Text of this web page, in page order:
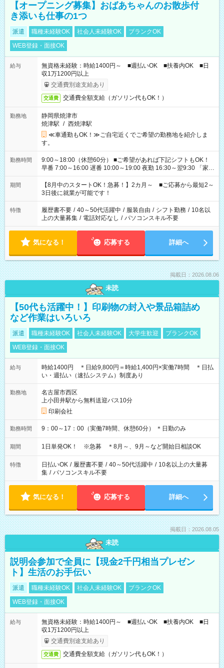
【オープニング募集】おばあちゃんのお散歩付
き添いも仕事の1つ
派遣 職種未経験OK 社会人未経験OK
ブランクOK
WEB登録・面接OK
給与
無資格未経験：時給1400円～ ■週払いOK ■扶養内OK ■日
収1万1200円以上
交通費別途支給あり
交通費 交通費全額支給（ガソリン代もOK！）
勤務地
静岡県焼津市
焼津駅 / 西焼津駅
≪車通勤もOK！≫ご自宅近くでご希望の勤務地を紹介しま
す。
勤務時間
9:00～18:00（休憩60分） ■ご希望があれば下記シフトもOK！
早番 7:00～16:00 遅番 10:00～19:00 夜勤 16:30～翌9:30 「家族
と休みを合わせたい」 「余裕を持って夕飯の準備がしたい」
「できれば残業はしたくない」 など、ご希望を教えてください
ね。 ※Wワーク希望の方へ 今ご覧のお仕事で希望する勤務時間
と、もう1つのお仕事の勤務時間。 合計で週40時間を超える場
合は応募できません。
期間
【8月中のスタートOK！急募！】2カ月～ ■ご応募から最短2～
3日後に就業が可能です！
特徴 履歴書不要 / 40～50代活躍中 / 服装自由 / シフト勤務 / 10名以
上の大量募集 / 電話対応なし / パソコンスキル不要
気になる！ 応募する 詳細へ
掲載日：2026.08.06
未読
【50代も活躍中！】印刷物の封入や景品箱詰め
など作業はいろいろ
派遣 職種未経験OK 社会人未経験OK 大学生歓迎
ブランクOK
WEB登録・面接OK
給与
時給1400円 ＊日給9,800円＝時給1,400円×実働7時間 ＊日払
い・週払い（速払システム）制度あり
勤務地
名古屋市西区
上小田井駅から無料送迎バス10分
印刷会社
勤務時間 9：00～17：00（実働7時間、休憩60分） ＊日勤のみ
期間 1日単発OK！ ※急募 ＊8月～、9月～など開始日相談OK
特徴 日払いOK / 履歴書不要 / 40～50代活躍中 / 10名以上の大量募
集 / パソコンスキル不要
気になる！ 応募する 詳細へ
掲載日：2026.08.05
未読
説明会参加で全員に【現金2千円相当プレゼン
ト】生活のお手伝い
派遣 職種未経験OK 社会人未経験OK
ブランクOK
WEB登録・面接OK
給与
無資格未経験：時給1400円～ ■週払いOK ■扶養内OK ■日
収1万1200円以上
交通費別途支給あり
交通費 交通費全額支給（ガソリン代もOK！）